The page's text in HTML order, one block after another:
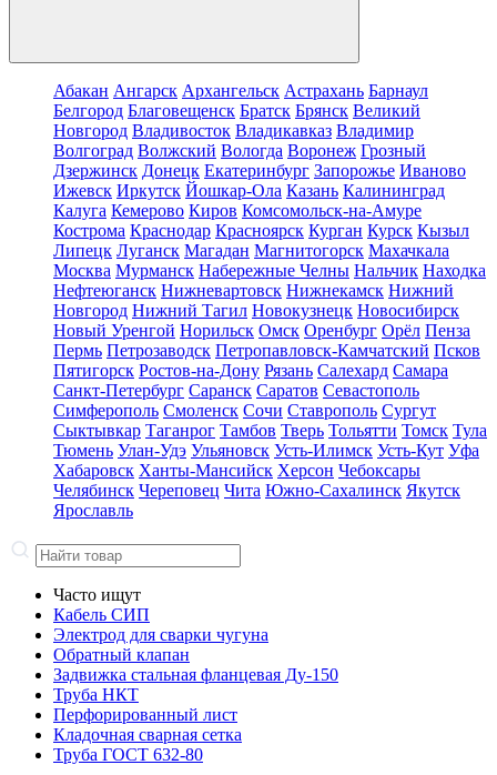
Абакан Ангарск Архангельск Астрахань Барнаул
Белгород Благовещенск Братск Брянск Великий
Новгород Владивосток Владикавказ Владимир
Волгоград Волжский Вологда Воронеж Грозный
Дзержинск Донецк Екатеринбург Запорожье Иваново
Ижевск Иркутск Йошкар-Ола Казань Калининград
Калуга Кемерово Киров Комсомольск-на-Амуре
Кострома Краснодар Красноярск Курган Курск Кызыл
Липецк Луганск Магадан Магнитогорск Махачкала
Москва Мурманск Набережные Челны Нальчик Находка
Нефтеюганск Нижневартовск Нижнекамск Нижний
Новгород Нижний Тагил Новокузнецк Новосибирск
Новый Уренгой Норильск Омск Оренбург Орёл Пенза
Пермь Петрозаводск Петропавловск-Камчатский Псков
Пятигорск Ростов-на-Дону Рязань Салехард Самара
Санкт-Петербург Саранск Саратов Севастополь
Симферополь Смоленск Сочи Ставрополь Сургут
Сыктывкар Таганрог Тамбов Тверь Тольятти Томск Тула
Тюмень Улан-Удэ Ульяновск Усть-Илимск Усть-Кут Уфа
Хабаровск Ханты-Мансийск Херсон Чебоксары
Челябинск Череповец Чита Южно-Сахалинск Якутск
Ярославль
Часто ищут
Кабель СИП
Электрод для сварки чугуна
Обратный клапан
Задвижка стальная фланцевая Ду-150
Труба НКТ
Перфорированный лист
Кладочная сварная сетка
Труба ГОСТ 632-80